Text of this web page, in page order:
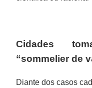
Cidades
“sommelier de
Diante dos casos